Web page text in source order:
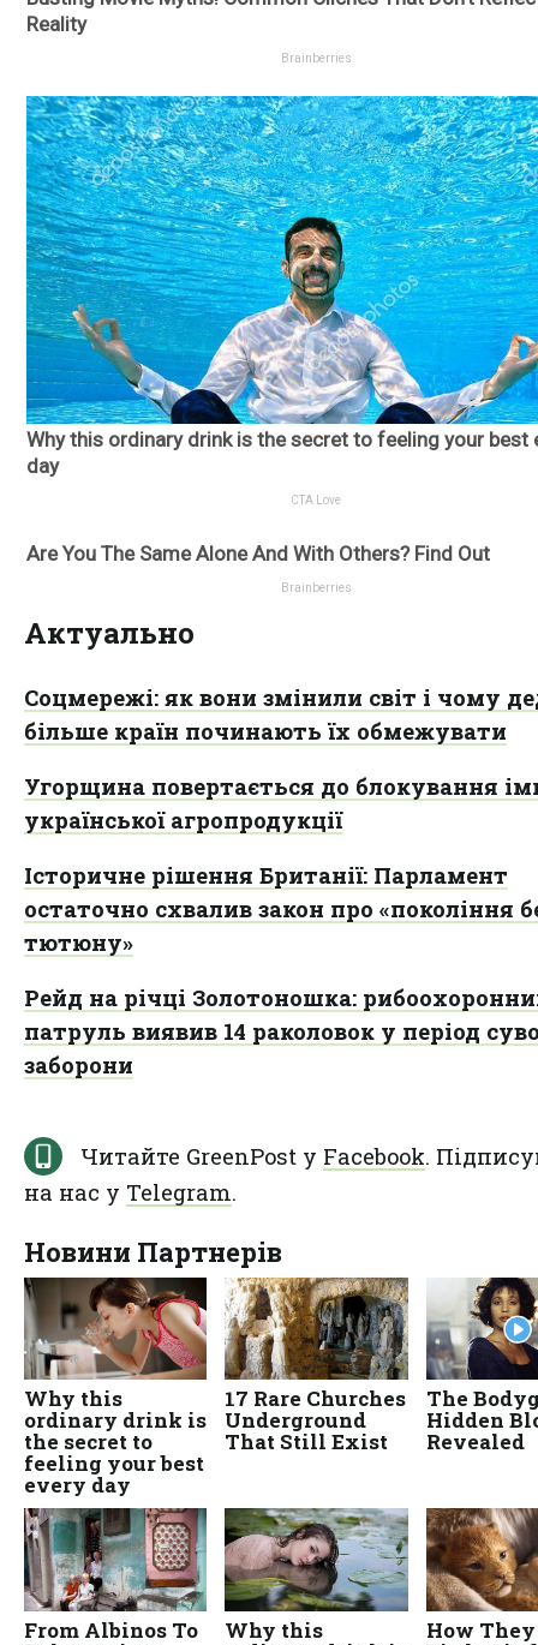
Актуально
Соцмережі: як вони змінили світ і чому
більше країн починають їх обмежувати
Угорщина повертається до блокування
української агропродукції
Історичне рішення Британії: Парламент
остаточно схвалив закон про «покоління
тютюну»
Рейд на річці Золотоношка:
патруль виявив 14 раколовок у період
заборони
Читайте GreenPost у Facebook.
на нас у Telegram.